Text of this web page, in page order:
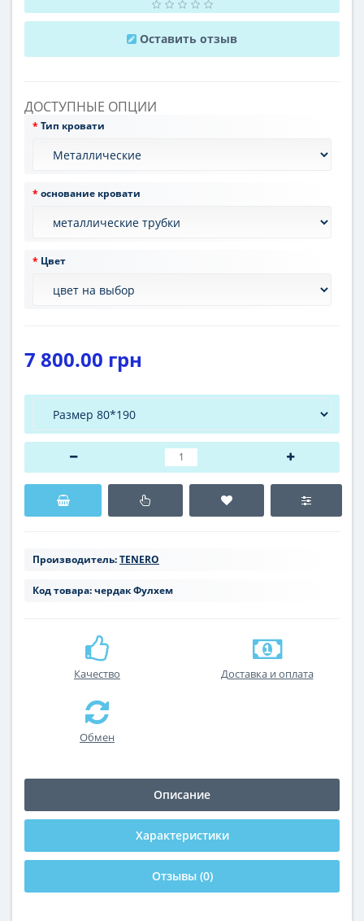
Оставить отзыв
ДОСТУПНЫЕ ОПЦИИ
Тип кровати
основание кровати
Цвет
7 800.00 грн
Производитель:TENERO
Код товара:чердак Фулхем
Качество Доставка и оплата
Обмен
Описание
Характеристики
Отзывы (0)